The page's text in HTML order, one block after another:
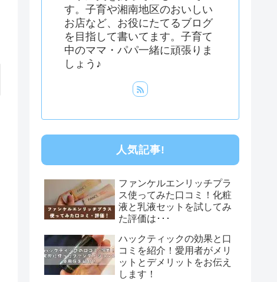
す。子育や湘南地区のおいしい
お店など、お役にたてるブログ
を目指して書いてます。子育て
中のママ・パパ一緒に頑張りま
しょう♪
人気記事!
ファンケルエンリッチプラ
ス使ってみた口コミ！化粧
液と乳液セットを試してみ
た評価は･･･
ハックティックの効果と口
コミを紹介！愛用者がメリ
ットとデメリットをお伝え
します！